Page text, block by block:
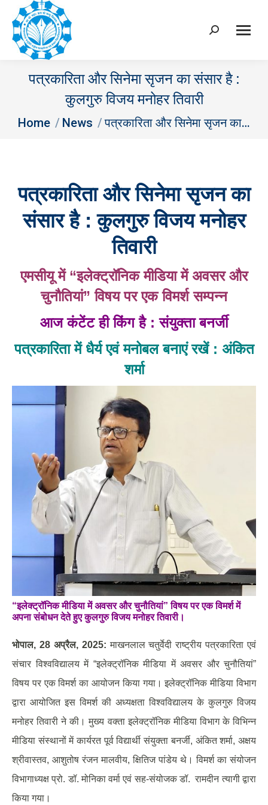
Search:
पत्रकारिता और सिनेमा सृजन का संसार है :
कुलगुरु विजय मनोहर तिवारी
You are here:
Home News पत्रकारिता और सिनेमा सृजन का…
पत्रकारिता और सिनेमा सृजन का
संसार है : कुलगुरु विजय मनोहर
तिवारी
एमसीयू में “इलेक्ट्रॉनिक मीडिया में अवसर और
चुनौतियां” विषय पर एक विमर्श सम्पन्न
आज कंटेंट ही किंग है : संयुक्ता बनर्जी
पत्रकारिता में धैर्य एवं मनोबल बनाएं रखें : अंकित
शर्मा
“इलेक्ट्रॉनिक मीडिया में अवसर और चुनौतियां” विषय पर एक विमर्श में
अपना संबोधन देते हुए कुलगुरु विजय मनोहर तिवारी।
भोपाल, 28अप्रैल, 2025: माखनलाल चतुर्वेदी राष्ट्रीय पत्रकारिता एवं
संचार विश्वविद्यालय में “इलेक्ट्रॉनिक मीडिया में अवसर और चुनौतियां”
विषय पर एक विमर्श का आयोजन किया गया। इलेक्ट्रॉनिक मीडिया विभाग
द्वारा आयोजित इस विमर्श की अध्यक्षता विश्वविद्यालय के कुलगुरु विजय
मनोहर तिवारी ने की। मुख्य वक्ता इलेक्ट्रॉनिक मीडिया विभाग के विभिन्न
मीडिया संस्थानों में कार्यरत पूर्व विद्यार्थी संयुक्ता बनर्जी, अंकित शर्मा, अक्षय
श्रीवास्तव, आशुतोष रंजन मालवीय, क्षितिज पांडेय थे। विमर्श का संयोजन
विभागाध्यक्ष प्रो. डॉ. मोनिका वर्मा एवं सह-संयोजक डॉ. रामदीन त्यागी द्वारा
किया गया।